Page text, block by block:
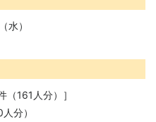
水）
161人分）］
分）